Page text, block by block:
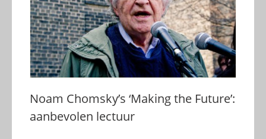
Noam Chomsky’s ‘Making the Future’:
aanbevolen lectuur